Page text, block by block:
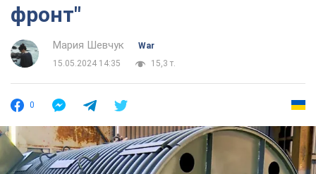
фронт"
Мария Шевчук
War
15.05.2024 14:35
15,3 т.
0